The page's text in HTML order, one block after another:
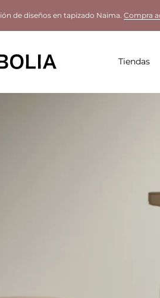
de diseños en tapizado Naima. Compra
Tiendas